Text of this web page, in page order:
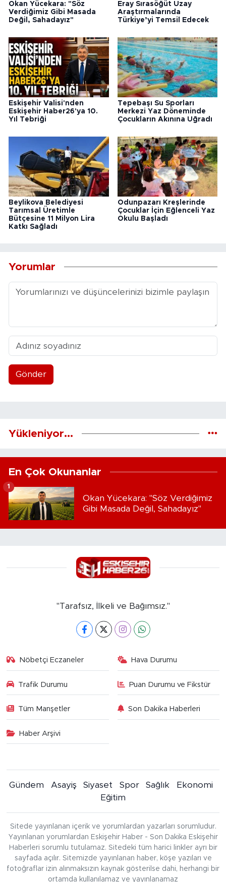
Okan Yücekara: "Söz
Verdiğimiz Gibi Masada
Değil, Sahadayız"
Eray Sırasöğüt Uzay
Araştırmalarında
Türkiye’yi Temsil Edecek
Eskişehir Valisi'nden
Eskişehir Haber26'ya 10.
Yıl Tebriği
Tepebaşı Su Sporları
Merkezi Yaz Döneminde
Çocukların Akınına Uğradı
Beylikova Belediyesi
Tarımsal Üretimle
Bütçesine 11 Milyon Lira
Katkı Sağladı
Odunpazarı Kreşlerinde
Çocuklar İçin Eğlenceli Yaz
Okulu Başladı
Yorumlar
Gönder
Yükleniyor...
En Çok Okunanlar
Okan Yücekara: "Söz Verdiğimiz
Gibi Masada Değil, Sahadayız"
1
"Tarafsız, İlkeli ve Bağımsız."
Nöbetçi Eczaneler Hava Durumu
Trafik Durumu Puan Durumu ve Fikstür
Tüm Manşetler Son Dakika Haberleri
Haber Arşivi
Gündem Asayiş Siyaset Spor Sağlık
Ekonomi
Eğitim
Sitede yayınlanan içerik ve yorumlardan yazarları sorumludur.
Yayınlanan yorumlardan Eskişehir Haber - Son Dakika Eskişehir
Haberleri sorumlu tutulamaz. Sitedeki tüm harici linkler ayrı bir
sayfada açılır. Sitemizde yayınlanan haber, köşe yazıları ve
fotoğraflar izin alınmaksızın kaynak gösterilse dahi, herhangi bir
ortamda kullanılamaz ve yayınlanamaz